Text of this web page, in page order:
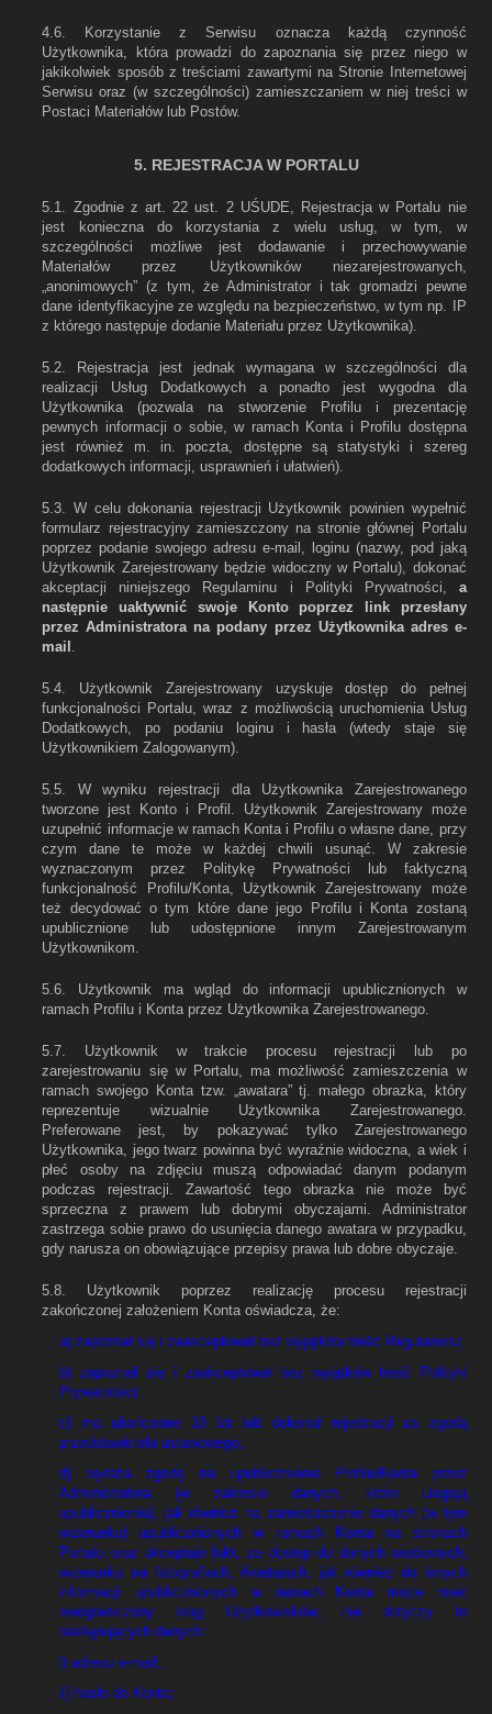
4.6. Korzystanie z Serwisu oznacza każdą czynność
Użytkownika, która prowadzi do zapoznania się przez niego w
jakikolwiek sposób z treściami zawartymi na Stronie Internetowej
Serwisu oraz (w szczególności) zamieszczaniem w niej treści w
Postaci Materiałów lub Postów.
5. REJESTRACJA W PORTALU
5.1. Zgodnie z art. 22 ust. 2 UŚUDE, Rejestracja w Portalu nie
jest konieczna do korzystania z wielu usług, w tym, w
szczególności możliwe jest dodawanie i przechowywanie
Materiałów przez Użytkowników niezarejestrowanych,
„anonimowych” (z tym, że Administrator i tak gromadzi pewne
dane identyfikacyjne ze względu na bezpieczeństwo, w tym np. IP
z którego następuje dodanie Materiału przez Użytkownika).
5.2. Rejestracja jest jednak wymagana w szczególności dla
realizacji Usług Dodatkowych a ponadto jest wygodna dla
Użytkownika (pozwala na stworzenie Profilu i prezentację
pewnych informacji o sobie, w ramach Konta i Profilu dostępna
jest również m. in. poczta, dostępne są statystyki i szereg
dodatkowych informacji, usprawnień i ułatwień).
5.3. W celu dokonania rejestracji Użytkownik powinien wypełnić
formularz rejestracyjny zamieszczony na stronie głównej Portalu
poprzez podanie swojego adresu e-mail, loginu (nazwy, pod jaką
Użytkownik Zarejestrowany będzie widoczny w Portalu), dokonać
akceptacji niniejszego Regulaminu i Polityki Prywatności, a
następnie uaktywnić swoje Konto poprzez link przesłany
przez Administratora na podany przez Użytkownika adres e-
mail .
5.4. Użytkownik Zarejestrowany uzyskuje dostęp do pełnej
funkcjonalności Portalu, wraz z możliwością uruchomienia Usług
Dodatkowych, po podaniu loginu i hasła (wtedy staje się
Użytkownikiem Zalogowanym).
5.5. W wyniku rejestracji dla Użytkownika Zarejestrowanego
tworzone jest Konto i Profil. Użytkownik Zarejestrowany może
uzupełnić informacje w ramach Konta i Profilu o własne dane, przy
czym dane te może w każdej chwili usunąć. W zakresie
wyznaczonym przez Politykę Prywatności lub faktyczną
funkcjonalność Profilu/Konta, Użytkownik Zarejestrowany może
też decydować o tym które dane jego Profilu i Konta zostaną
upublicznione lub udostępnione innym Zarejestrowanym
Użytkownikom.
5.6. Użytkownik ma wgląd do informacji upublicznionych w
ramach Profilu i Konta przez Użytkownika Zarejestrowanego.
5.7. Użytkownik w trakcie procesu rejestracji lub po
zarejestrowaniu się w Portalu, ma możliwość zamieszczenia w
ramach swojego Konta tzw. „awatara” tj. małego obrazka, który
reprezentuje wizualnie Użytkownika Zarejestrowanego.
Preferowane jest, by pokazywać tylko Zarejestrowanego
Użytkownika, jego twarz powinna być wyraźnie widoczna, a wiek i
płeć osoby na zdjęciu muszą odpowiadać danym podanym
podczas rejestracji. Zawartość tego obrazka nie może być
sprzeczna z prawem lub dobrymi obyczajami. Administrator
zastrzega sobie prawo do usunięcia danego awatara w przypadku,
gdy narusza on obowiązujące przepisy prawa lub dobre obyczaje.
5.8. Użytkownik poprzez realizację procesu rejestracji
zakończonej założeniem Konta oświadcza, że:
a) zapoznał się i zaakceptował bez wyjątków treść Regulaminu;
b) zapoznał się i zaakceptował bez wyjątków treść Polityki
Prywatności;
c) ma ukończone 18 lat lub dokonał rejestracji za zgodą
przedstawiciela ustawowego;
d) wyraża zgodę na upublicznienie Profilu/Konta przez
Administratora (w zakresie danych, które ulegają
upublicznieniu), jak również na zamieszczenie danych (w tym
wizerunku) upublicznionych w ramach Konta na stronach
Portalu oraz akceptuje fakt, że dostęp do danych osobowych,
wizerunku na fotografiach, Awatarach, jak również do innych
informacji upublicznionych w ramach Konta może mieć
nieograniczony krąg Użytkowników; nie dotyczy to
następujących danych:
i) adresu e-mail;
ii) hasło do Konta;